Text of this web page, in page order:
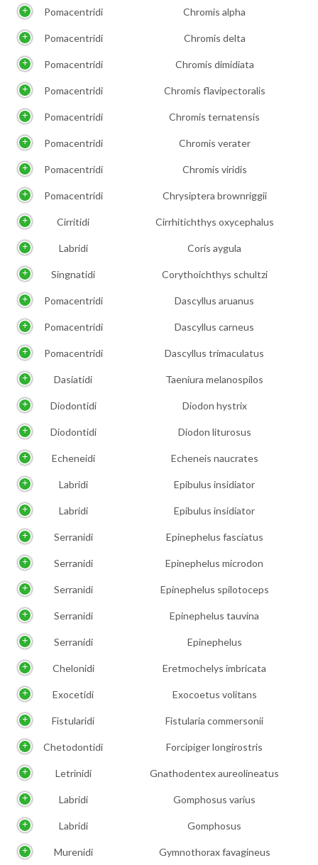
Pomacentridi Chromis alpha
Pomacentridi Chromis delta
Pomacentridi Chromis dimidiata
Pomacentridi Chromis flavipectoralis
Pomacentridi Chromis ternatensis
Pomacentridi Chromis verater
Pomacentridi Chromis viridis
Pomacentridi Chrysiptera brownriggii
Cirritidi Cirrhitichthys oxycephalus
Labridi Coris aygula
Singnatidi Corythoichthys schultzi
Pomacentridi Dascyllus aruanus
Pomacentridi Dascyllus carneus
Pomacentridi Dascyllus trimaculatus
Dasiatidi Taeniura melanospilos
Diodontidi Diodon hystrix
Diodontidi Diodon liturosus
Echeneidi Echeneis naucrates
Labridi Epibulus insidiator
Labridi Epibulus insidiator
Serranidi Epinephelus fasciatus
Serranidi Epinephelus microdon
Serranidi Epinephelus spilotoceps
Serranidi Epinephelus tauvina
Serranidi Epinephelus
Chelonidi Eretmochelys imbricata
Exocetidi Exocoetus volitans
Fistularidi Fistularia commersonii
Chetodontidi Forcipiger longirostris
Letrinidi Gnathodentex aureolineatus
Labridi Gomphosus varius
Labridi Gomphosus
Murenidi Gymnothorax favagineus